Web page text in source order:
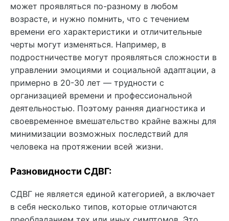
может проявляться по-разному в любом
возрасте, и нужно помнить, что с течением
времени его характеристики и отличительные
черты могут изменяться. Например, в
подростничестве могут проявляться сложности в
управлении эмоциями и социальной адаптации, а
примерно в 20-30 лет — трудности с
организацией времени и профессиональной
деятельностью. Поэтому ранняя диагностика и
своевременное вмешательство крайне важны для
минимизации возможных последствий для
человека на протяжении всей жизни.
Разновидности СДВГ:
СДВГ не является единой категорией, а включает
в себя несколько типов, которые отличаются